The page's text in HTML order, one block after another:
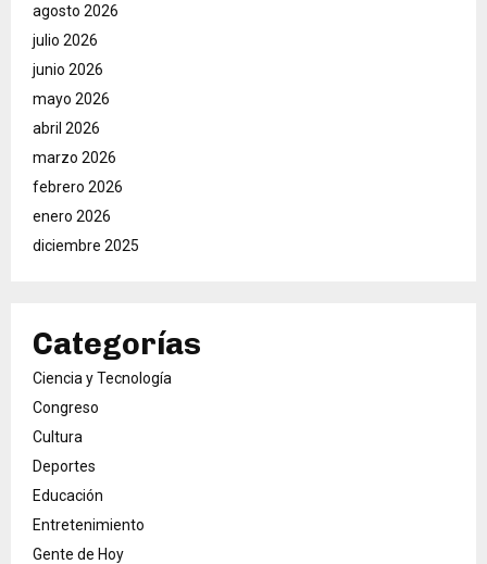
agosto 2026
julio 2026
junio 2026
mayo 2026
abril 2026
marzo 2026
febrero 2026
enero 2026
diciembre 2025
Categorías
Ciencia y Tecnología
Congreso
Cultura
Deportes
Educación
Entretenimiento
Gente de Hoy